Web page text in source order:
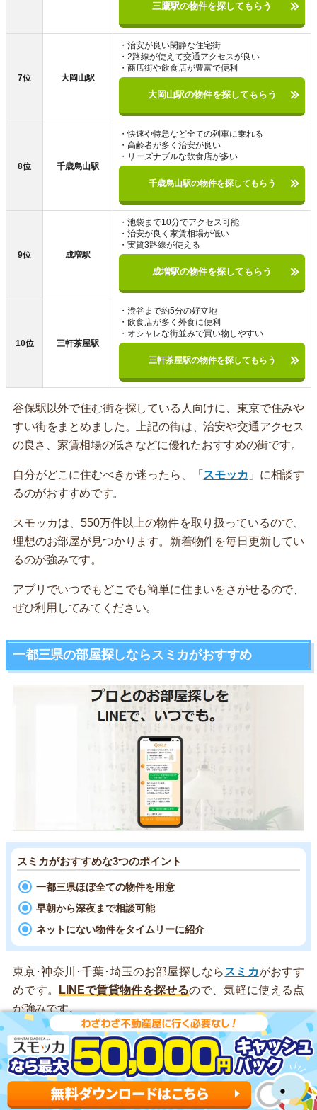
三鷹駅の物件を探してもらう
7位 大岡山駅
・治安が良い閑静な住宅街
・2路線が使えて交通アクセスが良い
・商店街や飲食店が豊富で便利
大岡山駅の物件を探してもらう
8位 千歳烏山駅
・快速や特急など全ての列車に乗れる
・高齢者が多く治安が良い
・リーズナブルな飲食店が多い
千歳烏山駅の物件を探してもらう
9位 成増駅
・池袋まで10分でアクセス可能
・治安が良く家賃相場が低い
・実質3路線が使える
成増駅の物件を探してもらう
10位 三軒茶屋駅
・渋谷まで約5分の好立地
・飲食店が多く外食に便利
・オシャレな街並みで買い物しやすい
三軒茶屋駅の物件を探してもらう
谷保駅以外で住む街を探している人向けに、東京で住みや
すい街をまとめました。上記の街は、治安や交通アクセス
の良さ、家賃相場の低さなどに優れたおすすめの街です。
自分がどこに住むべきか迷ったら、「 スモッカ 」に相談す
るのがおすすめです。
スモッカは、550万件以上の物件を取り扱っているので、
理想のお部屋が見つかります。新着物件を毎日更新してい
るのが強みです。
アプリでいつでもどこでも簡単に住まいをさがせるので、
ぜひ利用してみてください。
一都三県の部屋探しならスミカがおすすめ
スミカがおすすめな3つのポイント
一都三県ほぼ全ての物件を用意
早朝から深夜まで相談可能
ネットにない物件をタイムリーに紹介
東京･神奈川･千葉･埼玉のお部屋探しなら スミカがおすす
めです。
LINEで賃貸物件を探せるので、気軽に使える点
が強みです。
一都三県の全域に対応していて、業者専用のデータベース
からダイレクトに物件を紹介
してくれます。SUUMOやホ
ームズで見かけたお部屋はもちろん、希望条件に合った新
着物件の速報ももらえます。